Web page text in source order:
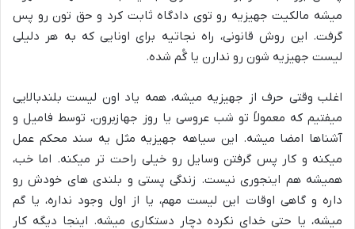
میشه مالکیت جهیزیه رو توی دادگاه ثابت کرد و حق تون رو پس
گرفت. این روش قانونی، راه نجاتیه برای اونایی که به هر دلیلی
لیست جهیزیه شون رو ندارن یا گُم شده.
اغلب وقتی حرف از جهیزیه میشه، همه یاد اون لیست بلندبالایی
میفتیم که معمولاً تو شب عروسی یا روز جهازبرون، توسط فامیل و
آشناها امضا میشه. این سیاهه جهیزیه مثل یه سند محکم عمل
میکنه و کار پس گرفتن وسایل رو خیلی راحت تر میکنه. اما خب،
همیشه هم اینجوری نیست. زندگی پستی و بلندی های خودش رو
داره و گاهی اوقات این لیست مهم، یا از اول وجود نداره، یا گم
میشه، یا حتی خدای نکرده دچار دستکاری میشه. اینجا دیگه کار